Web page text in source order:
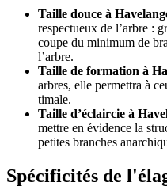
Taille douce à
respectueux de l’arbre :
coupe du minimum de
l’arbre.
Taille de formation à
arbres, elle permettra à
timale.
Taille d’éclaircie à
mettre en évidence la
petites branches
Spécificités de